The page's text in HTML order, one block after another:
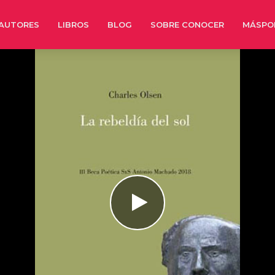
LIBROS BLOG SOBRE CONOCER